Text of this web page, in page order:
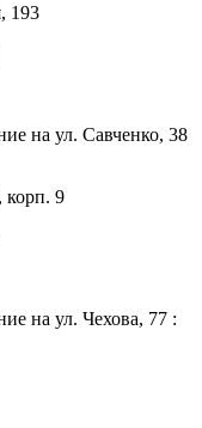
193
на ул. Савченко, 38
корп. 9
на ул. Чехова, 77 :